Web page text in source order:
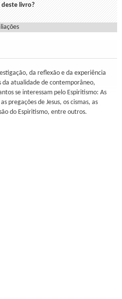
deste livro?
da reflexão e da experiência
da atualidade de contemporâneo,
se interessam pelo Espiritismo: As
pregações de Jesus, os cismas, as
do Espiritismo, entre outros.